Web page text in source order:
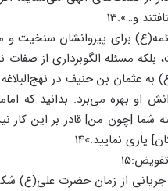
و…».13
ائمه(ع) برای پیروانشان
بلکه مسئله الگوبرداری از
به عثمان بن حنیف در
او بهره می‌برد. بدانید که
شما [چون من] قادر بر این کار
یاری نمایید.»14
جریانی از زمان حضرت علی(ع)